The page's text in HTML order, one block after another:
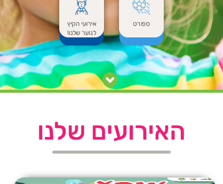
ספורט
אירועי הקיץ
לנוער שלנו!
האירועים שלנו